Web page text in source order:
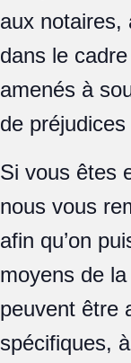
aux notaires,
dans le
amenés à
de
Si vous êtes
nous vous
afin qu’on
moyens de
peuvent être
spécifiques,